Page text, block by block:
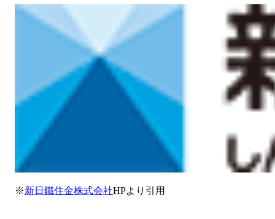
※新日鐵住金株式会社HPより引用